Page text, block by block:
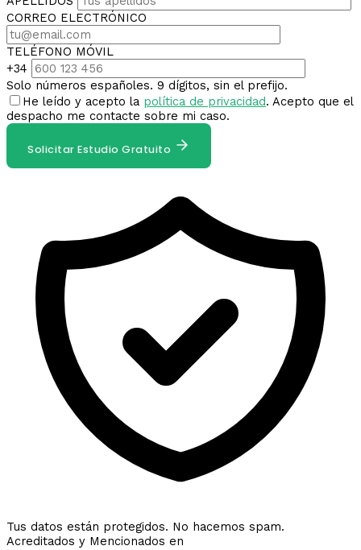
CORREO ELECTRÓNICO
TELÉFONO MÓVIL
+34
Solo números españoles. 9 dígitos, sin el prefijo.
He leído y acepto la política de privacidad. Acepto que el
despacho me contacte sobre mi caso.
Solicitar Estudio Gratuito
Tus datos están protegidos. No hacemos spam.
Acreditados y Mencionados en